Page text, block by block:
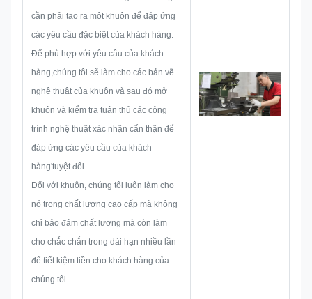
của chúng tôi có những kỹ năng
để cung cấp các giải pháp tuyệt
vời cho bạn.
cần phải tạo ra một khuôn để đáp ứng
các yêu cầu đặc biệt của khách hàng.
Để phù hợp với yêu cầu của khách
hàng,chúng tôi sẽ làm cho các bản vẽ
nghệ thuật của khuôn và sau đó mở
khuôn và kiểm tra tuân thủ các công
trình nghệ thuật xác nhận cẩn thận để
đáp ứng các yêu cầu của khách
hàng'tuyệt đối.
Đối với khuôn, chúng tôi luôn làm cho
nó trong chất lượng cao cấp mà không
chỉ bảo đảm chất lượng mà còn làm
cho chắc chắn trong dài hạn nhiều lần
để tiết kiệm tiền cho khách hàng của
chúng tôi.